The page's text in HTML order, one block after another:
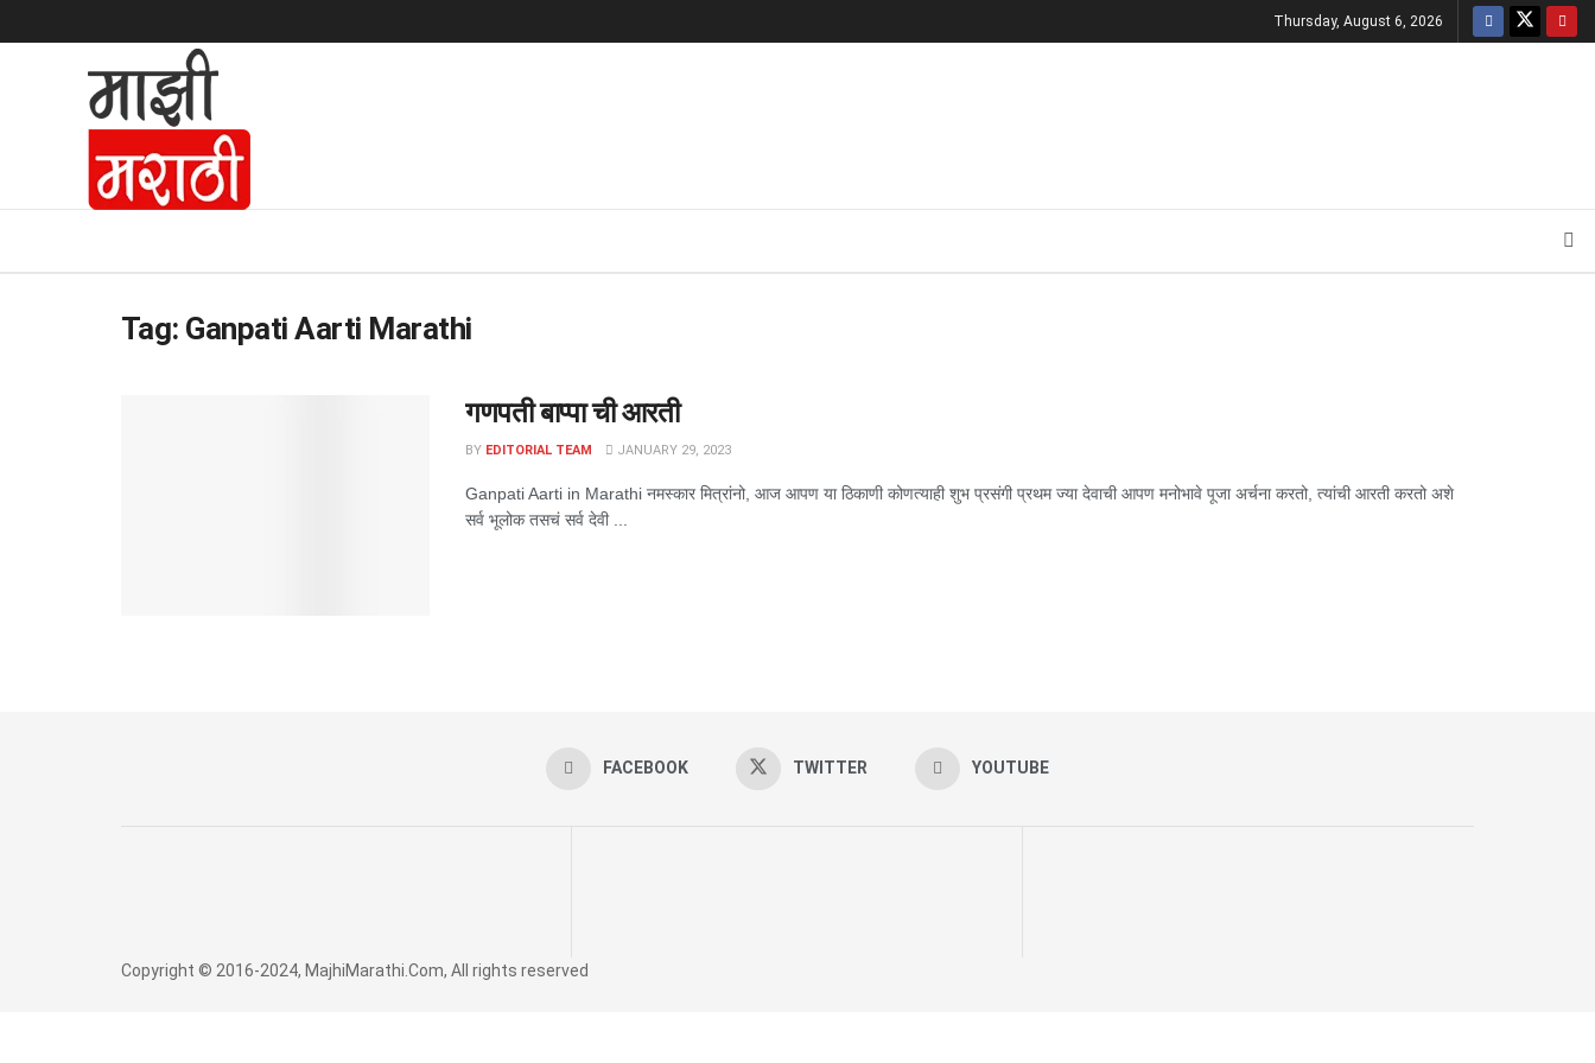
Thursday, August 6, 2026
Tag: Ganpati Aarti Marathi
गणपती बाप्पा ची आरती
BY EDITORIAL TEAM JANUARY 29, 2023
Ganpati Aarti in Marathi नमस्कार मित्रांनो, आज आपण या ठिकाणी कोणत्याही शुभ प्रसंगी प्रथम ज्या देवाची आपण मनोभावे पूजा अर्चना करतो, त्यांची आरती करतो अशे
सर्व भूलोक तसचं सर्व देवी ...
FACEBOOK TWITTER YOUTUBE
Copyright © 2016-2024, MajhiMarathi.Com, All rights reserved